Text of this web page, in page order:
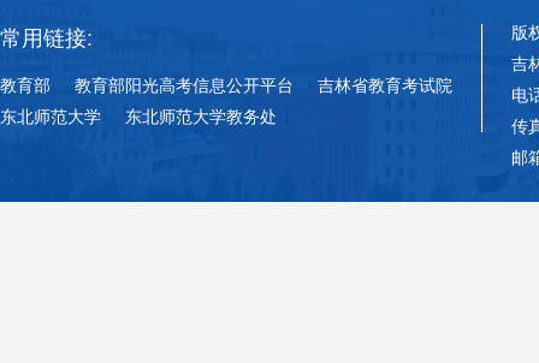
常用链接:
教育部 教育部阳光高考信息公开平台
吉林省教育考试院
东北师范大学
东北师范大学教务处
版
吉
电
传
邮